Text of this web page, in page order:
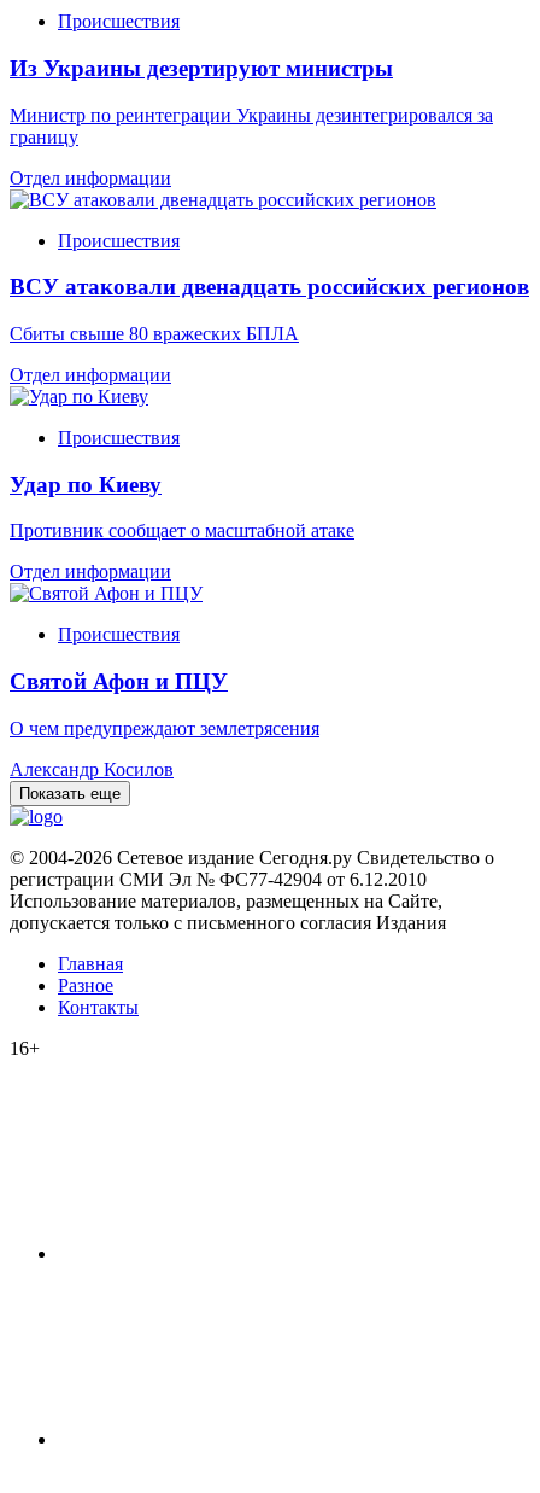
Происшествия
Из Украины дезертируют министры
Министр по реинтеграции Украины дезинтегрировался за
границу
Отдел информации
Происшествия
ВСУ атаковали двенадцать российских регионов
Сбиты свыше 80 вражеских БПЛА
Отдел информации
Происшествия
Удар по Киеву
Противник сообщает о масштабной атаке
Отдел информации
Происшествия
Святой Афон и ПЦУ
О чем предупреждают землетрясения
Александр Косилов
Показать еще
© 2004-2026 Сетевое издание Сегодня.ру Свидетельство о
регистрации СМИ Эл № ФС77-42904 от 6.12.2010
Использование материалов, размещенных на Сайте,
допускается только с письменного согласия Издания
Главная
Разное
Контакты
16+